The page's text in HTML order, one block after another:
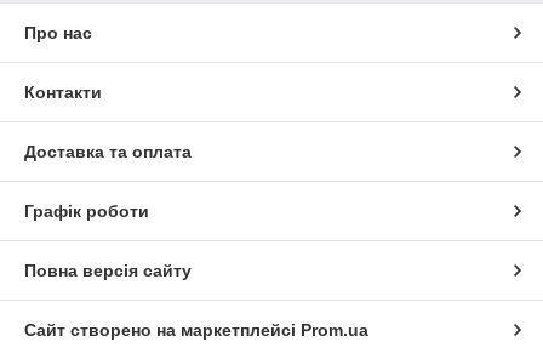
Про нас
Контакти
Доставка та оплата
Графік роботи
Повна версія сайту
Сайт створено на маркетплейсі Prom.ua